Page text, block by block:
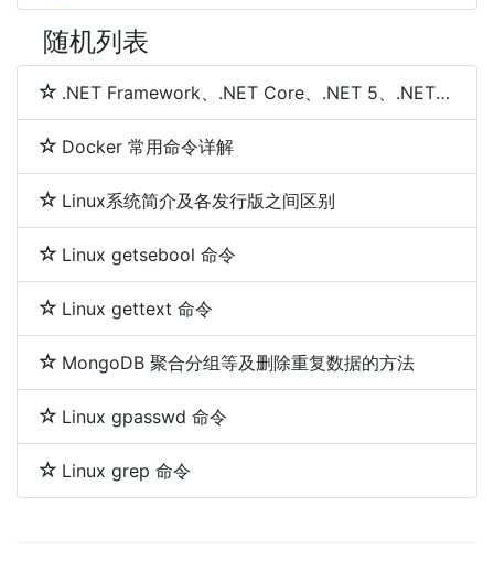
随机列表
.NET Framework、.NET Core、.NET 5、.NET 6和.NET 7 简介及区别
Docker 常用命令详解
Linux系统简介及各发行版之间区别
Linux getsebool 命令
Linux gettext 命令
MongoDB 聚合分组等及删除重复数据的方法
Linux gpasswd 命令
Linux grep 命令